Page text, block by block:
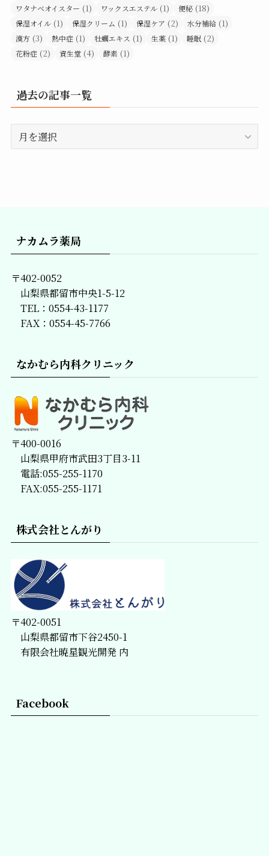
ワタナベオイスター (1) ワックスエステル (1) 便秘 (18)
保湿オイル (1) 保湿クリーム (1) 保湿ケア (2) 水分補給 (1)
漢方 (3) 熱中症 (1) 牡蠣エキス (1) 生薬 (1) 睡眠 (2)
花粉症 (2) 資生堂 (4) 酵素 (1)
過去の記事一覧
去
ナカムラ薬局
〒402-0052
山梨県都留市中央1-5-12
TEL：0554-43-1177
FAX：0554-45-7766
なかむら内科クリニック
〒400-0016
山梨県甲府市武田3丁目3-11
電話:055-255-1170
FAX:055-255-1171
株式会社とんがり
〒402-0051
山梨県都留市下谷2450-1
有限会社暁星観光開発 内
Facebook